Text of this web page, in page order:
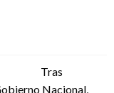
Tras
Nacional,